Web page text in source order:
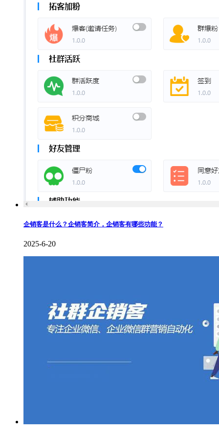
企销客是什么？企销客简介，企销客有哪些功能？
2025-6-20